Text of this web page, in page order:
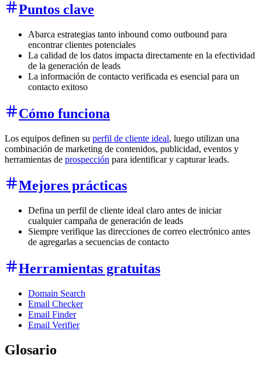
Puntos clave
Abarca estrategias tanto inbound como outbound para
encontrar clientes potenciales
La calidad de los datos impacta directamente en la efectividad
de la generación de leads
La información de contacto verificada es esencial para un
contacto exitoso
Cómo funciona
Los equipos definen su perfil de cliente ideal, luego utilizan una
combinación de marketing de contenidos, publicidad, eventos y
herramientas de prospección para identificar y capturar leads.
Mejores prácticas
Defina un perfil de cliente ideal claro antes de iniciar
cualquier campaña de generación de leads
Siempre verifique las direcciones de correo electrónico antes
de agregarlas a secuencias de contacto
Herramientas gratuitas
Domain Search
Email Checker
Email Finder
Email Verifier
Glosario